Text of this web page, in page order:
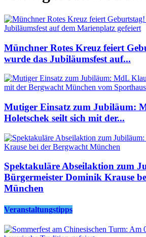
Münchner Rotes Kreuz feiert
wurde das Jubiläumsfest auf...
Mutiger Einsatz zum Jubiläum:
Holetschek seilt sich mit der...
Spektakuläre Abseilaktion zum
Bürgermeister Dominik Krause
München
Veranstaltungstipps